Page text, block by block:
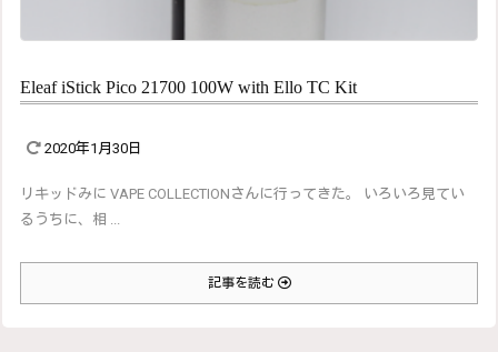
Eleaf iStick Pico 21700 100W with Ello TC Kit
2020年1月30日
リキッドみに VAPE COLLECTIONさんに行ってきた。 いろいろ見てい
るうちに、相 ...
記事を読む